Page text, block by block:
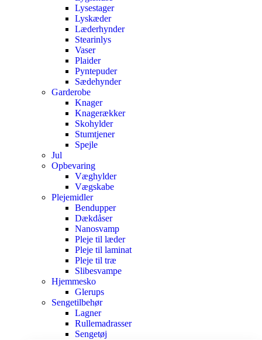
Lysestager
Lyskæder
Læderhynder
Stearinlys
Vaser
Plaider
Pyntepuder
Sædehynder
Garderobe
Knager
Knagerækker
Skohylder
Stumtjener
Spejle
Jul
Opbevaring
Væghylder
Vægskabe
Plejemidler
Bendupper
Dækdåser
Nanosvamp
Pleje til læder
Pleje til laminat
Pleje til træ
Slibesvampe
Hjemmesko
Glerups
Sengetilbehør
Lagner
Rullemadrasser
Sengetøj